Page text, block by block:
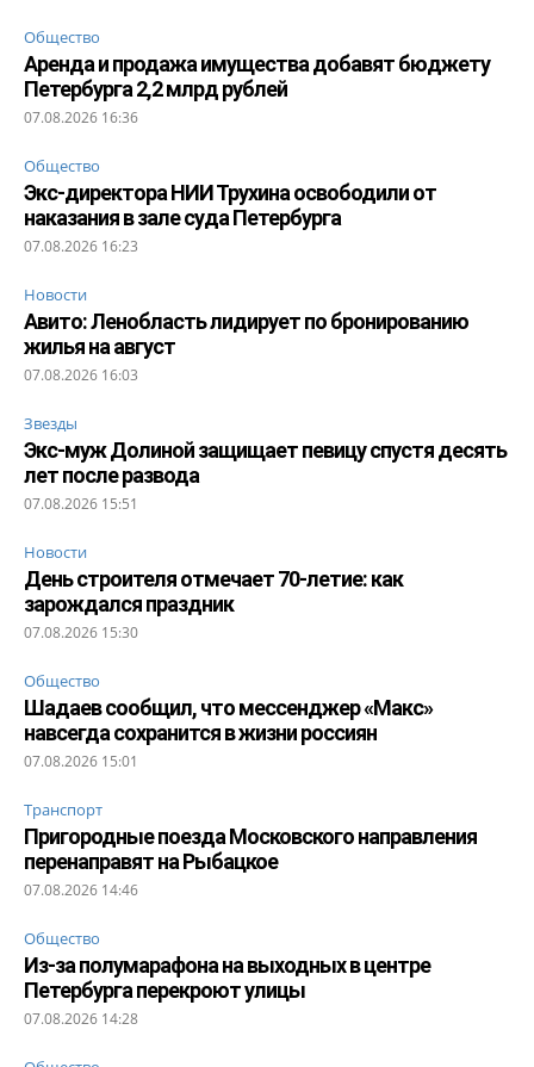
Общество
Аренда и продажа имущества добавят бюджету
Петербурга 2,2 млрд рублей
07.08.2026 16:36
Общество
Экс-директора НИИ Трухина освободили от
наказания в зале суда Петербурга
07.08.2026 16:23
Новости
Авито: Ленобласть лидирует по бронированию
жилья на август
07.08.2026 16:03
Звезды
Экс-муж Долиной защищает певицу спустя десять
лет после развода
07.08.2026 15:51
Новости
День строителя отмечает 70-летие: как
зарождался праздник
07.08.2026 15:30
Общество
Шадаев сообщил, что мессенджер «Макс»
навсегда сохранится в жизни россиян
07.08.2026 15:01
Транспорт
Пригородные поезда Московского направления
перенаправят на Рыбацкое
07.08.2026 14:46
Общество
Из-за полумарафона на выходных в центре
Петербурга перекроют улицы
07.08.2026 14:28